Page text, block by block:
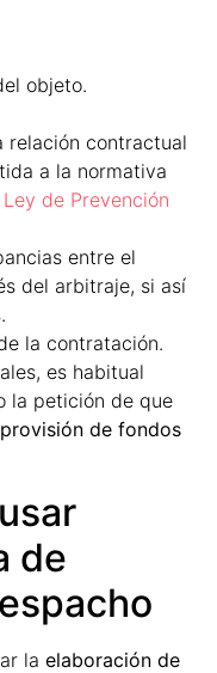
objeto.
relación contractual
a la normativa
Ley de Prevención
entre el
del arbitraje, si así
la contratación.
es habitual
la petición de que
de fondos
de
la elaboración de